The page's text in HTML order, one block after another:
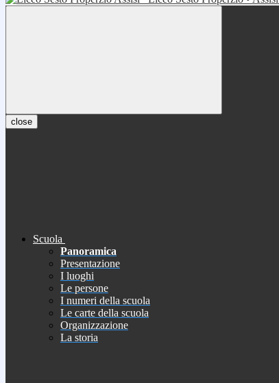
close
Scuola
Panoramica
Presentazione
I luoghi
Le persone
I numeri della scuola
Le carte della scuola
Organizzazione
La storia